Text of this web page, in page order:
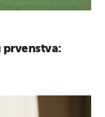
prvenstva: